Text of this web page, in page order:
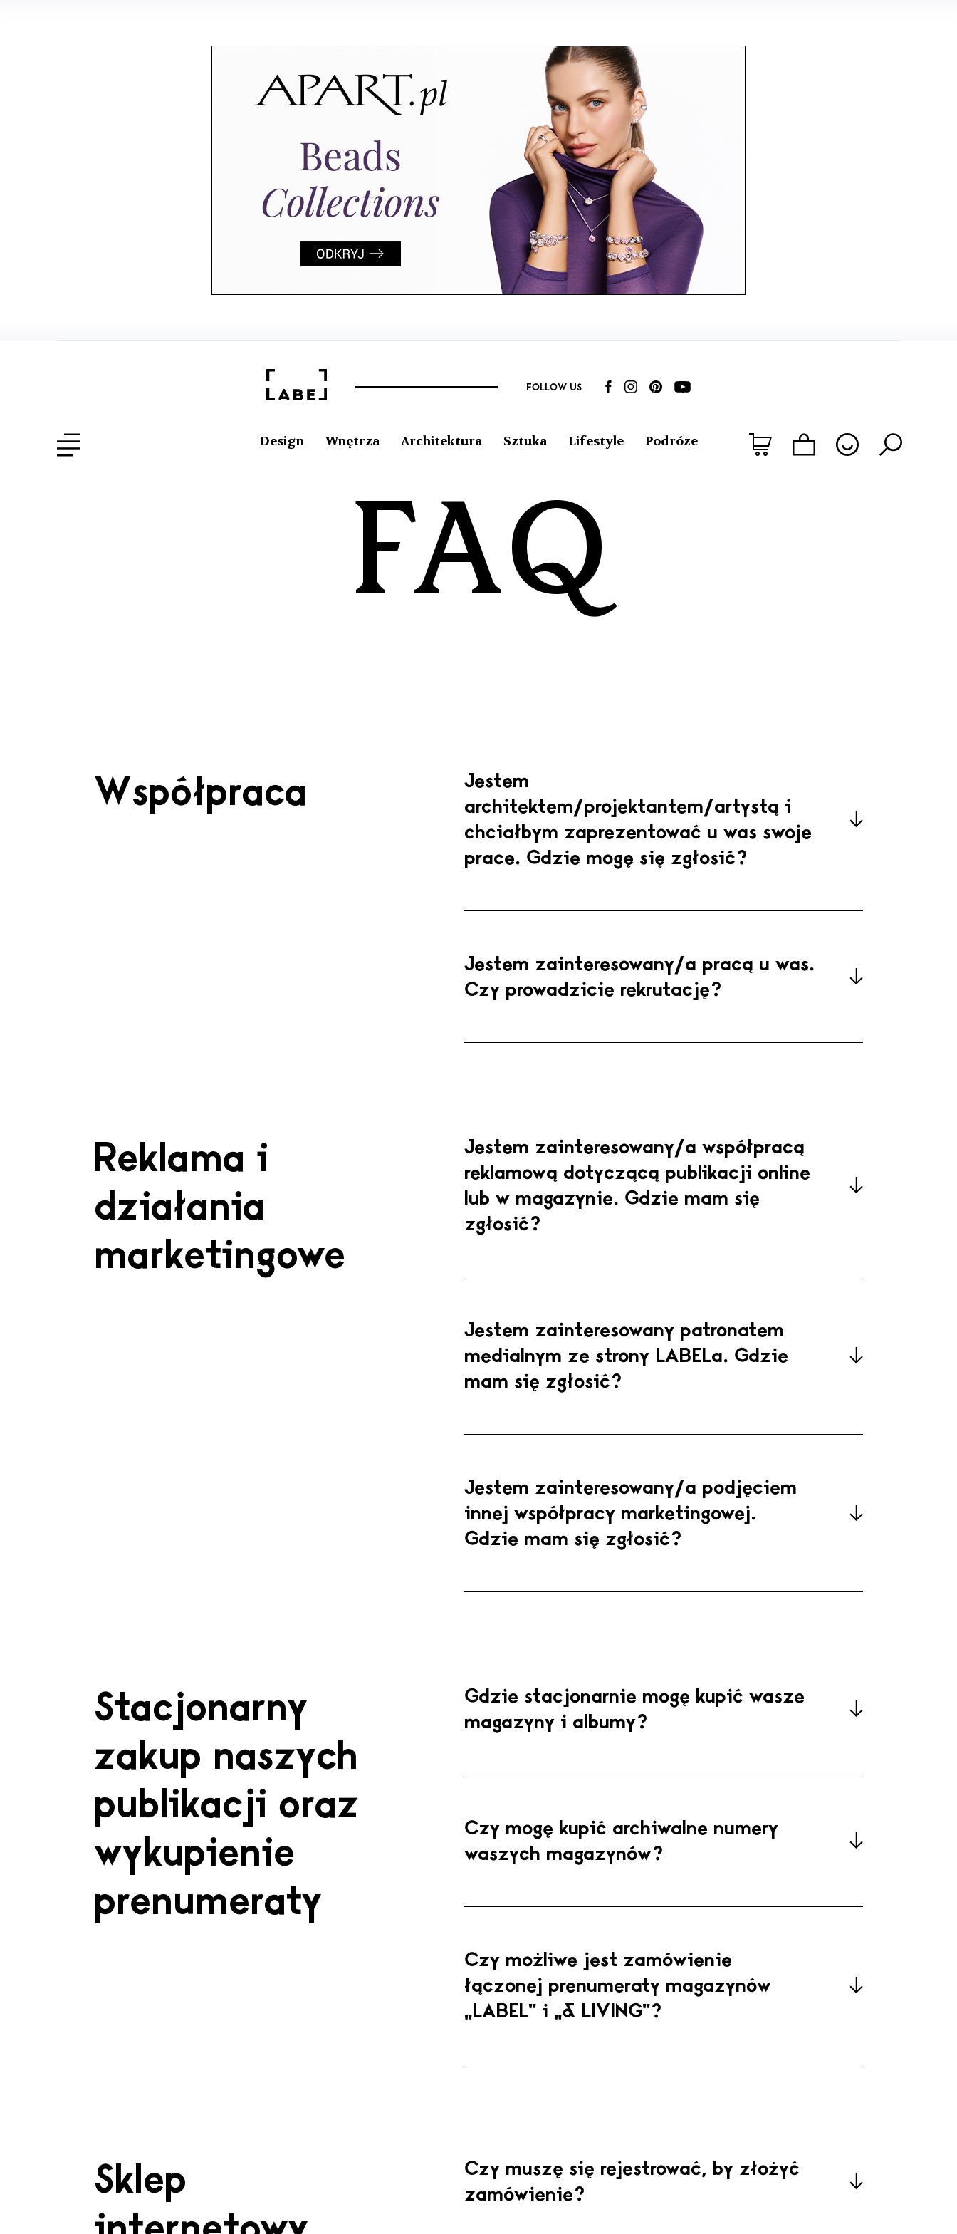
FOLLOW US
Design Wnętrza Architektura Sztuka Lifestyle Podróże
FAQ
Współpraca
Jestem
architektem/projektantem/artystą i
chciałbym zaprezentować u was swoje
prace. Gdzie mogę się zgłosić?
Jestem zainteresowany/a pracą u was.
Czy prowadzicie rekrutację?
Reklama i
działania
marketingowe
Jestem zainteresowany/a współpracą
reklamową dotyczącą publikacji online
lub w magazynie. Gdzie mam się
zgłosić?
reklama@label-magazine.com
Jestem zainteresowany patronatem
medialnym ze strony LABELa. Gdzie
mam się zgłosić?
marketing@label-magazine.com
Jestem zainteresowany/a podjęciem
innej współpracy marketingowej.
Gdzie mam się zgłosić?
Stacjonarny
zakup naszych
publikacji oraz
wykupienie
prenumeraty
Gdzie stacjonarnie mogę kupić wasze
magazyny i albumy?
tutaj
Czy mogę kupić archiwalne numery
waszych magazynów?
subscription@label-magazine.com
Czy możliwe jest zamówienie
łączonej prenumeraty magazynów
„LABEL” i „& LIVING”?
Sklep
Czy muszę się rejestrować, by złożyć
zamówienie?